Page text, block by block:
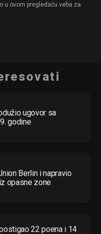
u ovom pregledaču veba za
ugovor sa
godine
Berlin i napravio
opasne zone
22 poena i 14